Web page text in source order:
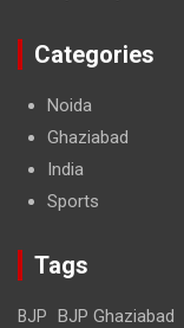
Categories
Noida
Ghaziabad
India
Sports
Tags
BJP BJP Ghaziabad